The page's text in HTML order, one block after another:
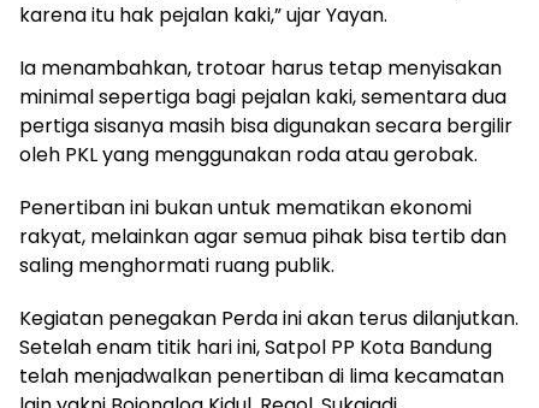
karena itu hak pejalan kaki,” ujar Yayan.
Ia menambahkan, trotoar harus tetap menyisakan
minimal sepertiga bagi pejalan kaki, sementara dua
pertiga sisanya masih bisa digunakan secara bergilir
oleh PKL yang menggunakan roda atau gerobak.
Penertiban ini bukan untuk mematikan ekonomi
rakyat, melainkan agar semua pihak bisa tertib dan
saling menghormati ruang publik.
Kegiatan penegakan Perda ini akan terus dilanjutkan.
Setelah enam titik hari ini, Satpol PP Kota Bandung
telah menjadwalkan penertiban di lima kecamatan